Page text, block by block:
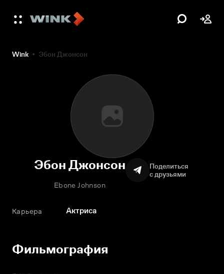
Wink Эбон Джонсон
Эбон Джонсон
Ebone Johnson
Поделиться
с друзьями
Карьера Актриса
Фильмография